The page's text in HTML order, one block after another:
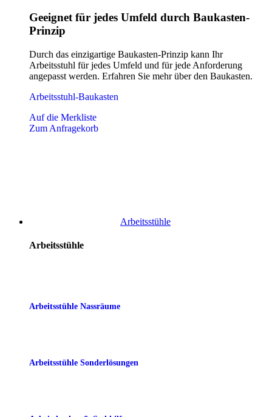
Geeignet für jedes Umfeld durch Baukasten-
Prinzip
Durch das einzigartige Baukasten-Prinzip kann Ihr
Arbeitsstuhl für jedes Umfeld und für jede Anforderung
angepasst werden. Erfahren Sie mehr über den Baukasten.
Arbeitsstuhl-Baukasten
Auf die Merkliste
Zum Anfragekorb
Arbeitsstühle
Arbeitsstühle
Arbeitsstühle Nassräume
Arbeitsstühle Sonderlösungen